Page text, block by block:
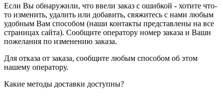
Если Вы обнаружили, что ввели заказ с ошибкой - хотите что-
то изменить, удалить или добавить, свяжитесь с нами любым
удобным Вам способом (наши контакты представлены на все
страницах сайта). Сообщите оператору номер заказа и Ваши
пожелания по изменению заказа.
Для отказа от заказа, сообщите любым способом об этом
нашему оператору.
Какие методы доставки доступны?